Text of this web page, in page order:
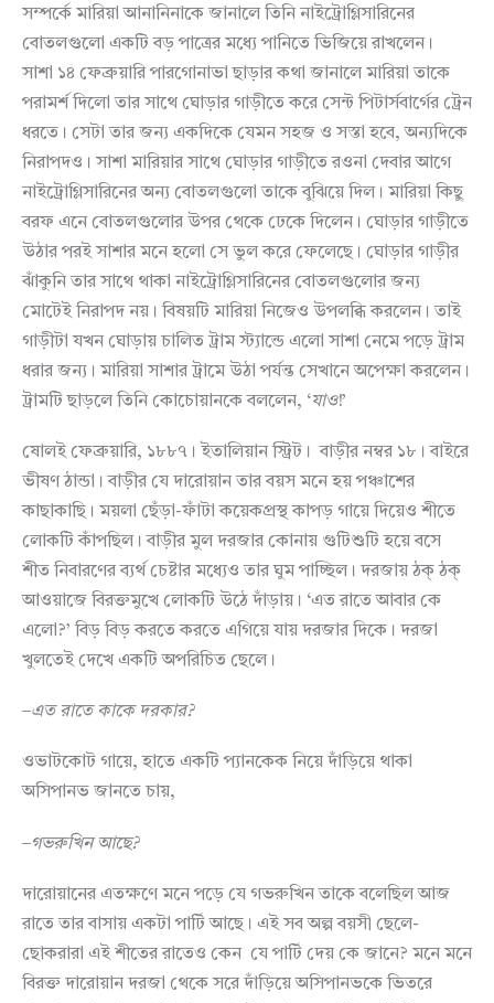
সম্পর্কে মারিয়া আনানিনাকে জানালে তিনি নাইট্রোগ্লিসারিনের
বোতলগুলো একটি বড় পাত্রের মধ্যে পানিতে ভিজিয়ে রাখলেন।
সাশা ১৪ ফেব্রুয়ারি পারগোনাভা ছাড়ার কথা জানালে মারিয়া তাকে
পরামর্শ দিলো তার সাথে ঘোড়ার গাড়ীতে করে সেন্ট পিটার্সবার্গের ট্রেন
ধরতে। সেটা তার জন্য একদিকে যেমন সহজ ও সস্তা হবে, অন্যদিকে
নিরাপদও। সাশা মারিয়ার সাথে ঘোড়ার গাড়ীতে রওনা দেবার আগে
নাইট্রোগ্লিসারিনের অন্য বোতলগুলো তাকে বুঝিয়ে দিল। মারিয়া কিছু
বরফ এনে বোতলগুলোর উপর থেকে ঢেকে দিলেন। ঘোড়ার গাড়ীতে
উঠার পরই সাশার মনে হলো সে ভুল করে ফেলেছে। ঘোড়ার গাড়ীর
ঝাঁকুনি তার সাথে থাকা নাইট্রোগ্লিসারিনের বোতলগুলোর জন্য
মোটেই নিরাপদ নয়। বিষয়টি মারিয়া নিজেও উপলব্ধি করলেন। তাই
গাড়ীটা যখন ঘোড়ায় চালিত ট্রাম স্ট্যান্ডে এলো সাশা নেমে পড়ে ট্রাম
ধরার জন্য। মারিয়া সাশার ট্রামে উঠা পর্যন্ত সেখানে অপেক্ষা করলেন।
ট্রামটি ছাড়লে তিনি কোচোয়ানকে বললেন, ‘যাও!’
ষোলই ফেব্রুয়ারি, ১৮৮৭। ইতালিয়ান স্ট্রিট। বাড়ীর নম্বর ১৮। বাইরে
ভীষণ ঠান্ডা। বাড়ীর যে দারোয়ান তার বয়স মনে হয় পঞ্চাশের
কাছাকাছি। ময়লা ছেঁড়া-ফাঁটা কয়েকপ্রস্থ কাপড় গায়ে দিয়েও শীতে
লোকটি কাঁপছিল। বাড়ীর মুল দরজার কোনায় গুটিশুটি হয়ে বসে
শীত নিবারণের ব্যর্থ চেষ্টার মধ্যেও তার ঘুম পাচ্ছিল। দরজায় ঠক্ ঠক্
আওয়াজে বিরক্তমুখে লোকটি উঠে দাঁড়ায়। ‘এত রাতে আবার কে
এলো?’ বিড় বিড় করতে করতে এগিয়ে যায় দরজার দিকে। দরজা
খুলতেই দেখে একটি অপরিচিত ছেলে।
–এত রাতে কাকে দরকার?
ওভাটকোট গায়ে, হাতে একটি প্যানকেক নিয়ে দাঁড়িয়ে থাকা
অসিপানভ জানতে চায়,
–গভরুখিন আছে?
দারোয়ানের এতক্ষণে মনে পড়ে যে গভরুখিন তাকে বলেছিল আজ
রাতে তার বাসায় একটা পার্টি আছে। এই সব অল্প বয়সী ছেলে-
ছোকরারা এই শীতের রাতেও কেন যে পার্টি দেয় কে জানে? মনে মনে
বিরক্ত দারোয়ান দরজা থেকে সরে দাঁড়িয়ে অসিপানভকে ভিতরে